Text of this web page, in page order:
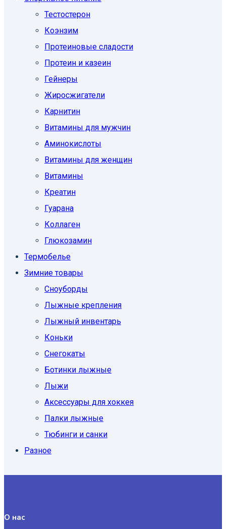
Тестостерон
Коэнзим
Протеиновые сладости
Протеин и казеин
Гейнеры
Жиросжигатели
Карнитин
Витамины для мужчин
Аминокислоты
Витамины для женщин
Витамины
Креатин
Гуарана
Коллаген
Глюкозамин
Термобелье
Зимние товары
Сноуборды
Лыжные крепления
Лыжный инвентарь
Коньки
Снегокаты
Ботинки лыжные
Лыжи
Аксессуары для хоккея
Палки лыжные
Тюбинги и санки
Разное
О нас